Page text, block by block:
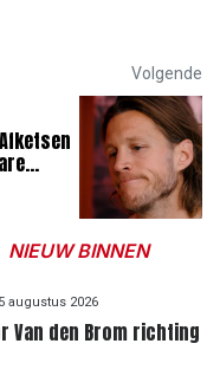
Volgende
NIEUW BINNEN
augustus 2026
Van den Brom richting